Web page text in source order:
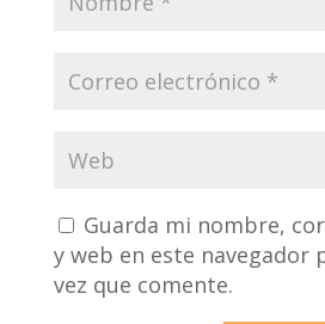
Guarda mi nombre,
y web en este navegador
vez que comente.